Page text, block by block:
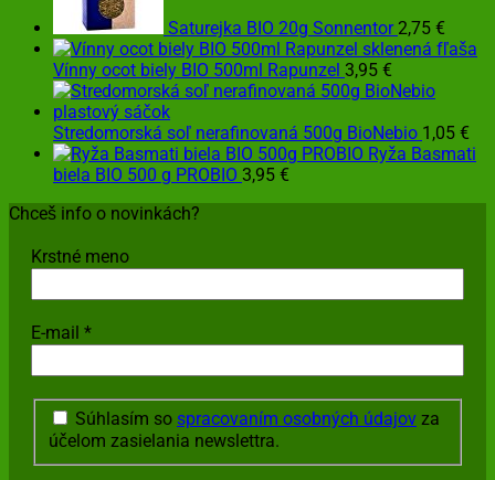
Saturejka BIO 20g Sonnentor 2,75 €
Vínny ocot biely BIO 500ml Rapunzel 3,95 €
Stredomorská soľ nerafinovaná 500g BioNebio 1,05 €
Ryža Basmati
biela BIO 500 g PROBIO 3,95 €
Chceš info o novinkách?
Krstné meno
E-mail *
Súhlasím so spracovaním osobných údajov za
účelom zasielania newslettra.